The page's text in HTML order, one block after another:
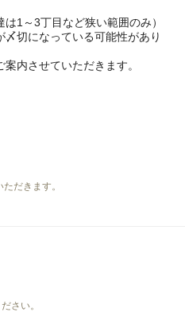
1～3丁目など狭い範囲のみ）
切になっている可能性があり
内させていただきます。
だきます。
さい。